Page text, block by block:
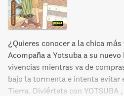
¿Quieres conocer a la chica
Acompaña a Yotsuba a su
vivencias mientras va de
bajo la tormenta e intenta evitar
Tierra. Diviértete con YOTSUBA